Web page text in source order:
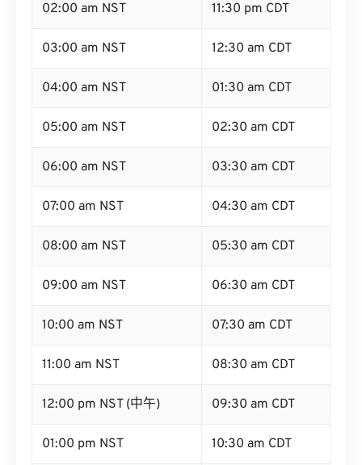
02:00 am NST 11:30 pm CDT
03:00 am NST 12:30 am CDT
04:00 am NST 01:30 am CDT
05:00 am NST 02:30 am CDT
06:00 am NST 03:30 am CDT
07:00 am NST 04:30 am CDT
08:00 am NST 05:30 am CDT
09:00 am NST 06:30 am CDT
10:00 am NST 07:30 am CDT
11:00 am NST 08:30 am CDT
12:00 pm NST (中午) 09:30 am CDT
01:00 pm NST 10:30 am CDT